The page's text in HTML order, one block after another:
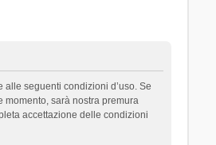
alle seguenti condizioni d’uso. Se
momento, sarà nostra premura
accettazione delle condizioni